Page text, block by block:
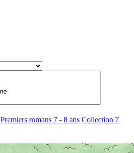
Premiers romans 7 - 8 ans Collection 7